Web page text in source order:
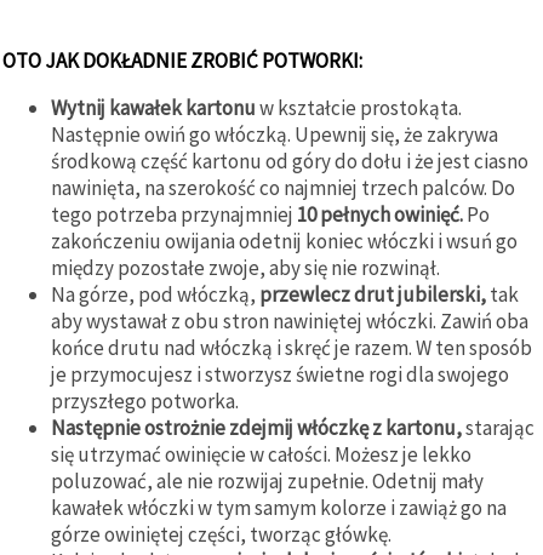
OTO JAK DOKŁADNIE ZROBIĆ POTWORKI:
Wytnij kawałek kartonuw kształcie prostokąta.
Następnie owiń go włóczką. Upewnij się, że zakrywa
środkową część kartonu od góry do dołu i że jest ciasno
nawinięta, na szerokość co najmniej trzech palców. Do
tego potrzeba przynajmniej 10 pełnych owinięć.Po
zakończeniu owijania odetnij koniec włóczki i wsuń go
między pozostałe zwoje, aby się nie rozwinął.
Na górze, pod włóczką, przewlecz drut jubilerski,tak
aby wystawał z obu stron nawiniętej włóczki. Zawiń oba
końce drutu nad włóczką i skręć je razem. W ten sposób
je przymocujesz i stworzysz świetne rogi dla swojego
przyszłego potworka.
Następnie ostrożnie zdejmij włóczkę z kartonu,starając
się utrzymać owinięcie w całości. Możesz je lekko
poluzować, ale nie rozwijaj zupełnie. Odetnij mały
kawałek włóczki w tym samym kolorze i zawiąż go na
górze owiniętej części, tworząc główkę.